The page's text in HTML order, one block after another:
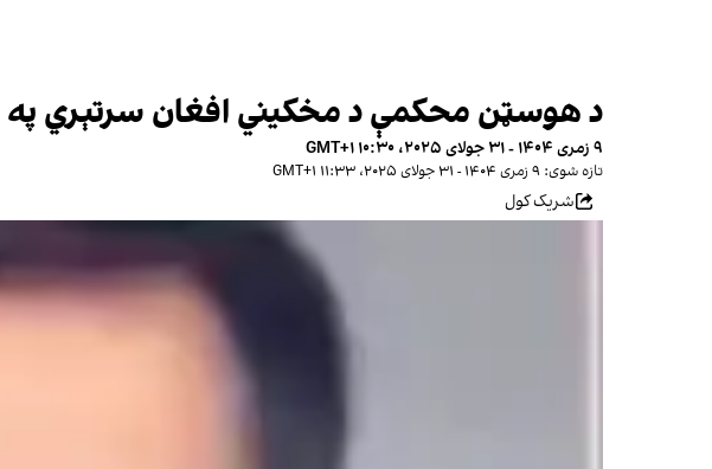
د هوسټن محکمې د مخکیني افغان سرتېري په
۹ زمری ۱۴۰۴ - ۳۱ جولای ۲۰۲۵، ۱۰:۳۰ GMT+۱
تازه شوی: ۹ زمری ۱۴۰۴ - ۳۱ جولای ۲۰۲۵، ۱۱:۳۳ GMT+۱
شریک کول